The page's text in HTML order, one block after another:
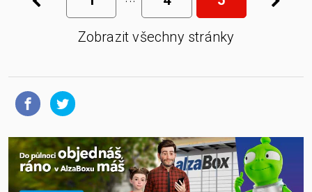
Zobrazit všechny stránky